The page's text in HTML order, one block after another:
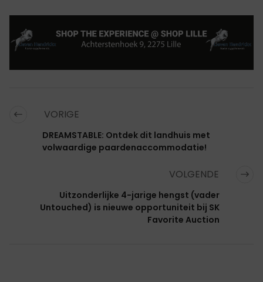
VORIGE
DREAMSTABLE: Ontdek dit landhuis met
volwaardige paardenaccommodatie!
VOLGENDE
Uitzonderlijke 4-jarige hengst (vader
Untouched) is nieuwe opportuniteit bij SK
Favorite Auction